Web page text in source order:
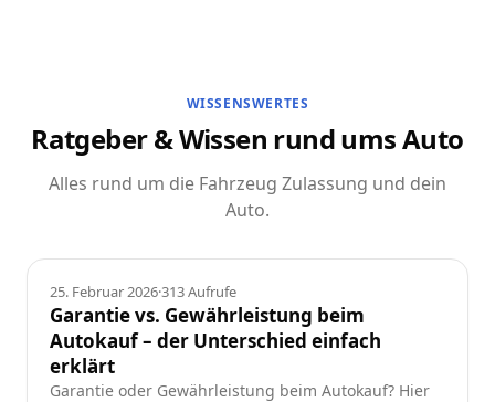
WISSENSWERTES
Ratgeber & Wissen rund ums Auto
Alles rund um die Fahrzeug Zulassung und dein
Auto.
Ratgeber
25. Februar 2026·313Aufrufe
Garantie vs. Gewährleistung beim
Autokauf – der Unterschied einfach
erklärt
Garantie oder Gewährleistung beim Autokauf? Hier